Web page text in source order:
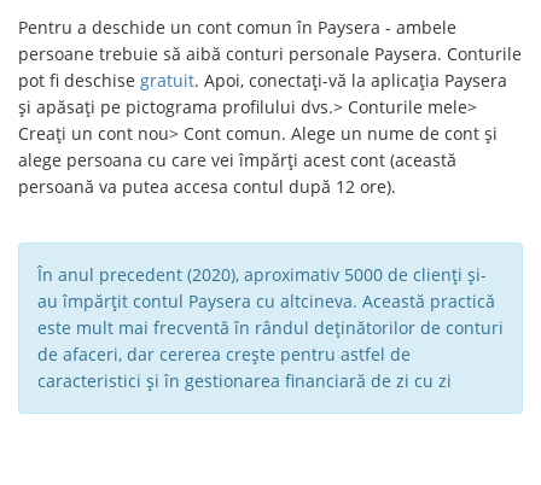
Pentru a deschide un cont comun în Paysera - ambele
persoane trebuie să aibă conturi personale Paysera. Conturile
pot fi deschise gratuit. Apoi, conectați-vă la aplicația Paysera
și apăsați pe pictograma profilului dvs.> Conturile mele>
Creați un cont nou> Cont comun. Alege un nume de cont și
alege persoana cu care vei împărți acest cont (această
persoană va putea accesa contul după 12 ore).
În anul precedent (2020), aproximativ 5000 de clienți și-
au împărțit contul Paysera cu altcineva. Această practică
este mult mai frecventă în rândul deținătorilor de conturi
de afaceri, dar cererea crește pentru astfel de
caracteristici și în gestionarea financiară de zi cu zi